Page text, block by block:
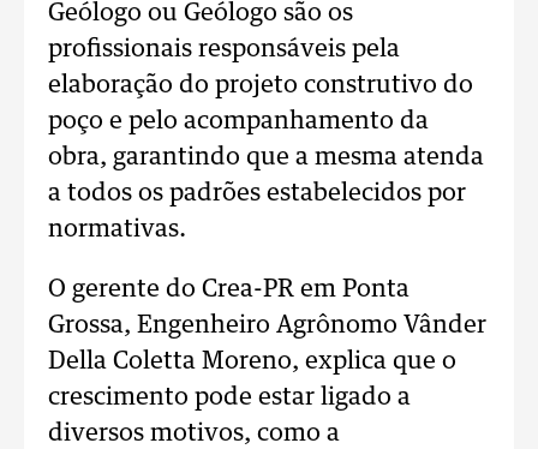
Geólogo ou Geólogo são os
profissionais responsáveis pela
elaboração do projeto construtivo do
poço e pelo acompanhamento da
obra, garantindo que a mesma atenda
a todos os padrões estabelecidos por
normativas.
O gerente do Crea-PR em Ponta
Grossa, Engenheiro Agrônomo Vânder
Della Coletta Moreno, explica que o
crescimento pode estar ligado a
diversos motivos, como a